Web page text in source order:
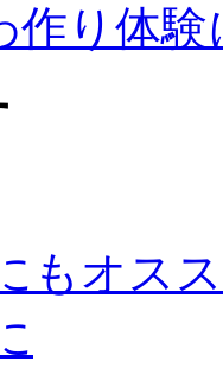
作り体
もオス